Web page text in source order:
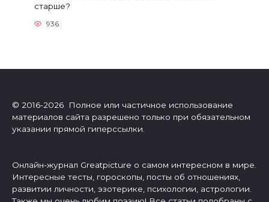
старше?
936
© 2016-2026 Полное или частичное использование
материалов сайта разрешено только при обязательном
указании прямой гиперссылки.
Онлайн-журнал Greatpicture о самом интересном в мире.
Интересные тесты, гороскопы, посты об отношениях,
развитии личности, эзотерике, психологии, астрологии.